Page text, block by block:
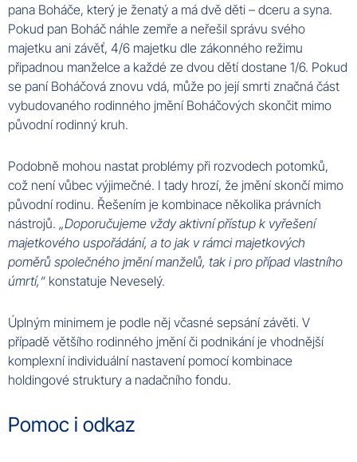
pana Boháče, který je ženatý a má dvě děti – dceru a syna.
Pokud pan Boháč náhle zemře a neřešil správu svého
majetku ani závěť, 4/6 majetku dle zákonného režimu
připadnou manželce a každé ze dvou dětí dostane 1/6. Pokud
se paní Boháčová znovu vdá, může po její smrti značná část
vybudovaného rodinného jmění Boháčových skončit mimo
původní rodinný kruh.
Podobně mohou nastat problémy při rozvodech potomků,
což není vůbec výjimečné. I tady hrozí, že jmění skončí mimo
původní rodinu. Řešením je kombinace několika právních
nástrojů. „Doporučujeme vždy aktivní přístup k vyřešení
majetkového uspořádání, a to jak v rámci majetkových
poměrů společného jmění manželů, tak i pro případ vlastního
úmrtí,“ konstatuje Neveselý.
Úplným minimem je podle něj včasné sepsání závěti. V
případě většího rodinného jmění či podnikání je vhodnější
komplexní individuální nastavení pomocí kombinace
holdingové struktury a nadačního fondu.
Pomoc i odkaz